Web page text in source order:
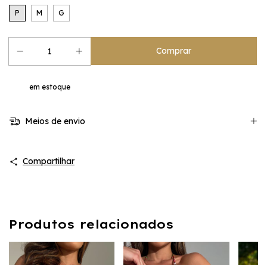
P M G
em estoque
Meios de envio
Compartilhar
Produtos relacionados